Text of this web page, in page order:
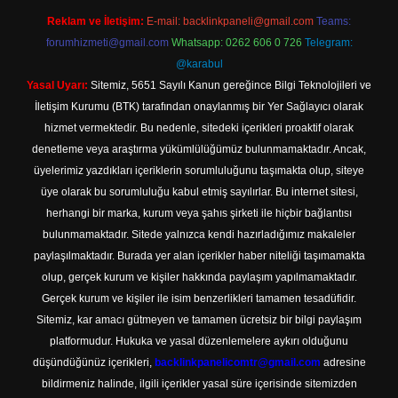
Reklam ve İletişim: E-mail: backlinkpaneli@gmail.com Teams:
forumhizmeti@gmail.com Whatsapp: 0262 606 0 726 Telegram:
@karabul
Yasal Uyarı: Sitemiz, 5651 Sayılı Kanun gereğince Bilgi Teknolojileri ve
İletişim Kurumu (BTK) tarafından onaylanmış bir Yer Sağlayıcı olarak
hizmet vermektedir. Bu nedenle, sitedeki içerikleri proaktif olarak
denetleme veya araştırma yükümlülüğümüz bulunmamaktadır. Ancak,
üyelerimiz yazdıkları içeriklerin sorumluluğunu taşımakta olup, siteye
üye olarak bu sorumluluğu kabul etmiş sayılırlar. Bu internet sitesi,
herhangi bir marka, kurum veya şahıs şirketi ile hiçbir bağlantısı
bulunmamaktadır. Sitede yalnızca kendi hazırladığımız makaleler
paylaşılmaktadır. Burada yer alan içerikler haber niteliği taşımamakta
olup, gerçek kurum ve kişiler hakkında paylaşım yapılmamaktadır.
Gerçek kurum ve kişiler ile isim benzerlikleri tamamen tesadüfidir.
Sitemiz, kar amacı gütmeyen ve tamamen ücretsiz bir bilgi paylaşım
platformudur. Hukuka ve yasal düzenlemelere aykırı olduğunu
düşündüğünüz içerikleri, backlinkpanelicomtr@gmail.com adresine
bildirmeniz halinde, ilgili içerikler yasal süre içerisinde sitemizden